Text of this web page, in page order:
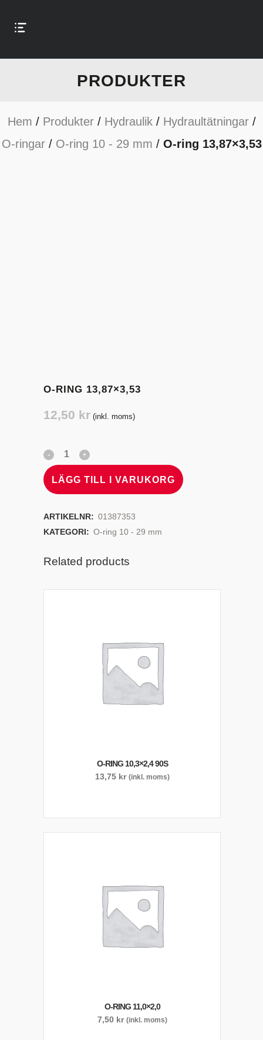
PRODUKTER
Hem / Produkter/ Hydraulik/ Hydraultätningar/
O-ringar/ O-ring 10 - 29 mm / O-ring 13,87×3,53
O-RING 13,87×3,53
12,50 kr (inkl. moms)
LÄGG TILL I VARUKORG
ARTIKELNR: 01387353
KATEGORI: O-ring 10 - 29 mm
Related products
O-RING 10,3×2,4 90S
13,75 kr (inkl. moms)
O-RING 11,0×2,0
7,50 kr (inkl. moms)